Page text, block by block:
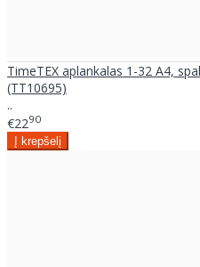
TimeTEX aplankalas 1-32 A4,
(TT10695)
..
€2290